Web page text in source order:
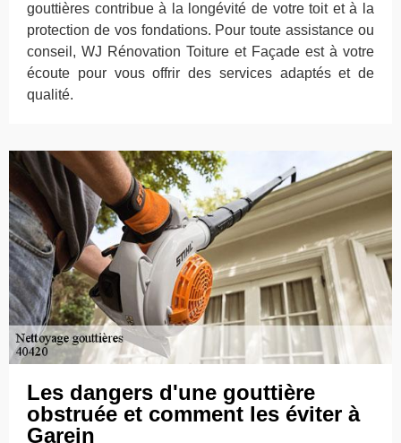
gouttières contribue à la longévité de votre toit et à la
protection de vos fondations. Pour toute assistance ou
conseil, WJ Rénovation Toiture et Façade est à votre
écoute pour vous offrir des services adaptés et de
qualité.
Les dangers d'une gouttière
obstruée et comment les éviter à
Garein